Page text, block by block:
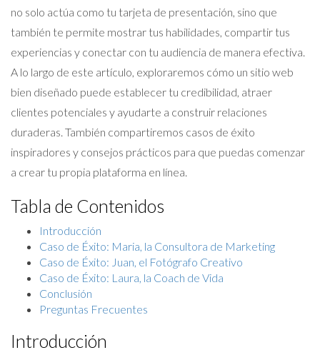
no solo actúa como tu tarjeta de presentación, sino que
también te permite mostrar tus habilidades, compartir tus
experiencias y conectar con tu audiencia de manera efectiva.
A lo largo de este artículo, exploraremos cómo un sitio web
bien diseñado puede establecer tu credibilidad, atraer
clientes potenciales y ayudarte a construir relaciones
duraderas. También compartiremos casos de éxito
inspiradores y consejos prácticos para que puedas comenzar
a crear tu propia plataforma en línea.
Tabla de Contenidos
Introducción
Caso de Éxito: Maria, la Consultora de Marketing
Caso de Éxito: Juan, el Fotógrafo Creativo
Caso de Éxito: Laura, la Coach de Vida
Conclusión
Preguntas Frecuentes
Introducción